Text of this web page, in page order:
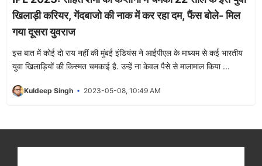
खिलाड़ी करियर, गेंदबाजो की नाक में कर रहा दम, फैंस बोले- मिल
गया दूसरा युवराज
इस बात में कोई दो राय नहीं की मुंबई इंडियंस ने आईपीएल के माध्यम से कई भारतीय
युवा खिलाड़ियों की किस्मत चमकाई है. उन्हें ना केवल पैसे से मालामाल किया ...
Kuldeep Singh 2023-05-08, 10:49 AM